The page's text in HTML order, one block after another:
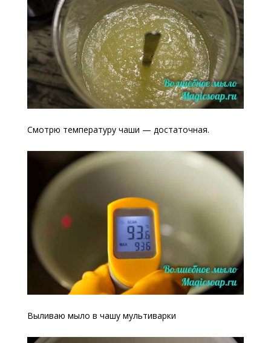
Смотрю температуру чаши — достаточная.
Выливаю мыло в чашу мультиварки